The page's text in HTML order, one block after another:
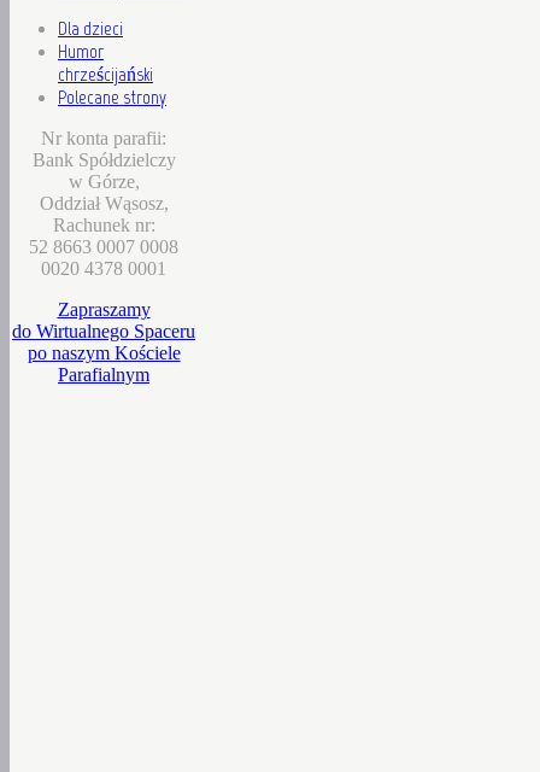
Dla dzieci
Humor
chrześcijański
Polecane strony
Nr konta parafii:
Bank Spółdzielczy
w Górze,
Oddział Wąsosz,
Rachunek nr:
52 8663 0007 0008
0020 4378 0001
Zapraszamy
do Wirtualnego Spaceru
po naszym Kościele
Parafialnym